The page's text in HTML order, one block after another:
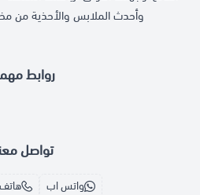
روابط
وأحدث الملابس والأحذية من
تواصل
واتس اب هاتف